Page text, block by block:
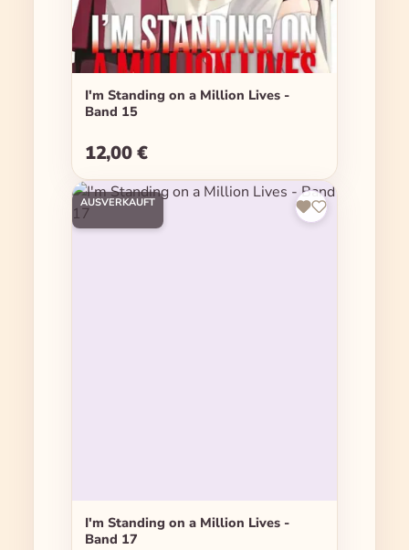
I'm Standing on a Million Lives -
Band 15
Regulärer Preis:
12,00 €
AUSVERKAUFT
I'm Standing on a Million Lives -
Band 17